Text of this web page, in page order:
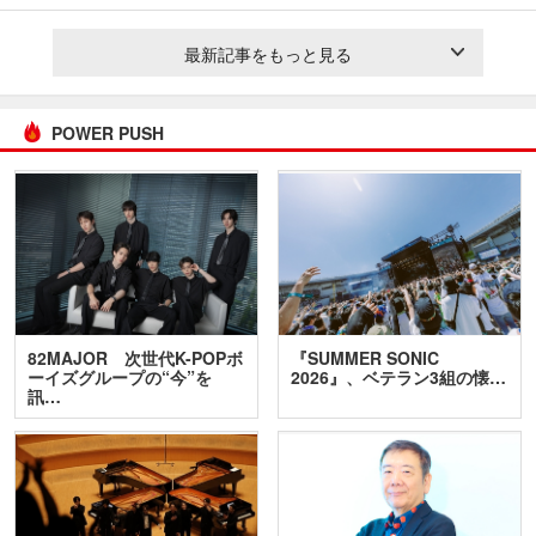
最新記事をもっと見る
POWER PUSH
82MAJOR 次世代K-POPボ
ーイズグループの“今”を
訊…
『SUMMER SONIC
2026』、ベテラン3組の懐…